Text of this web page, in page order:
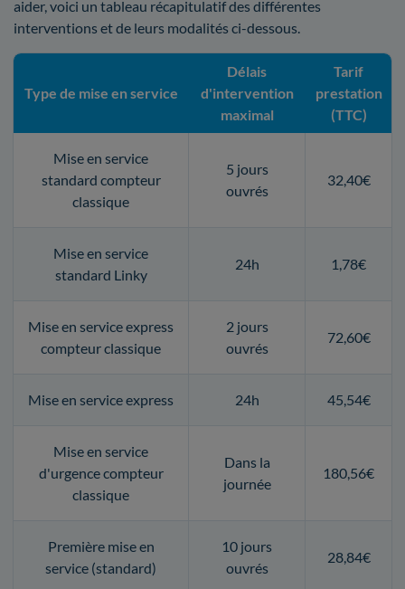
aider, voici un tableau récapitulatif des différentes
interventions et de leurs modalités ci-dessous.
Type de mise en service
Délais
d'intervention
maximal
Tarif
prestation
(TTC)
Mise en service
standard compteur
classique
5 jours
ouvrés
32,40€
Mise en service
standard Linky
24h 1,78€
Mise en service express
compteur classique
2 jours
ouvrés
72,60€
Mise en service express 24h 45,54€
Mise en service
d'urgence compteur
classique
Dans la
journée
180,56€
Première mise en
service (standard)
10 jours
ouvrés
28,84€